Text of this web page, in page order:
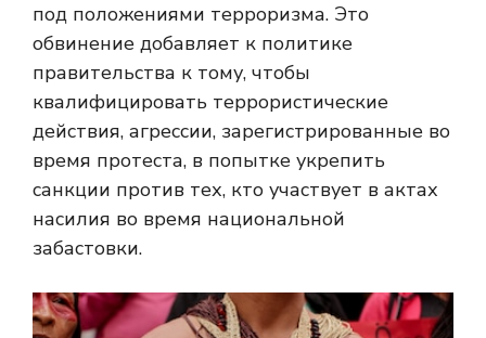
под положениями терроризма. Это
обвинение добавляет к политике
правительства к тому, чтобы
квалифицировать террористические
действия, агрессии, зарегистрированные во
время протеста, в попытке укрепить
санкции против тех, кто участвует в актах
насилия во время национальной
забастовки.